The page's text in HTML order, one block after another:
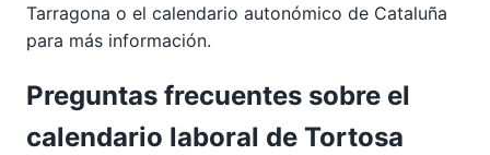
Tarragona o el calendario autonómico de Cataluña
para más información.
Preguntas frecuentes sobre el
calendario laboral de Tortosa